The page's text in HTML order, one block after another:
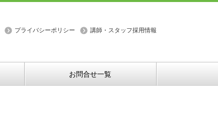
プライバシーポリシー 講師・スタッフ採用情報
お問合せ一覧